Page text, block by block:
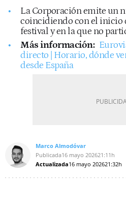
La Corporación emite un
coincidiendo con el inicio
festival y en la que no
Más información:
directo | Horario, dónde
desde España
Marco Almodóvar
Publicada16 mayo 202621:11h
Actualizada16 mayo 202621:32h